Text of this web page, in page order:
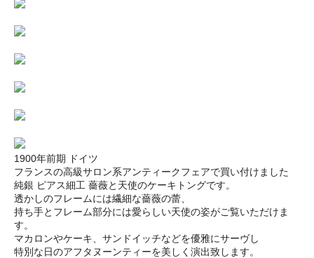
1900年前期 ドイツ
フランスの高級サロン系アンティークフェアで買い付けました
純銀 ピアス細工 薔薇と天使のケーキトングです。
透かしのフレームには繊細な薔薇の蕾、
持ち手とフレーム部分には愛らしい天使の姿がご覧いただけま
す。
マカロンやケーキ、サンドイッチなどを優雅にサーヴし
特別な日のアフタヌーンティーを美しく演出致します。